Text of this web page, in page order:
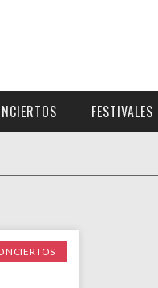
FESTIVALES